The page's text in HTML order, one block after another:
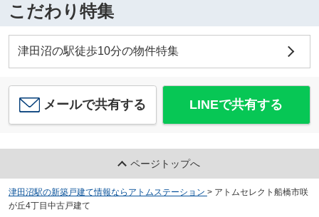
こだわり特集
津田沼の駅徒歩10分の物件特集
メールで共有する LINEで共有する
ページトップへ
津田沼駅の新築戸建て情報ならアトムステーション > アトムセレクト船橋市咲
が丘4丁目中古戸建て